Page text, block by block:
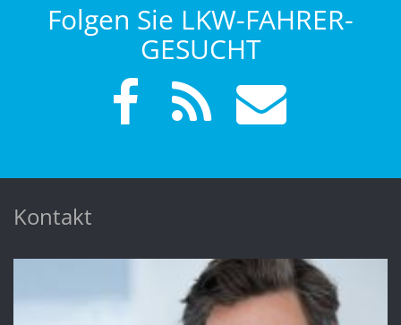
Folgen Sie LKW-FAHRER-
GESUCHT
Kontakt